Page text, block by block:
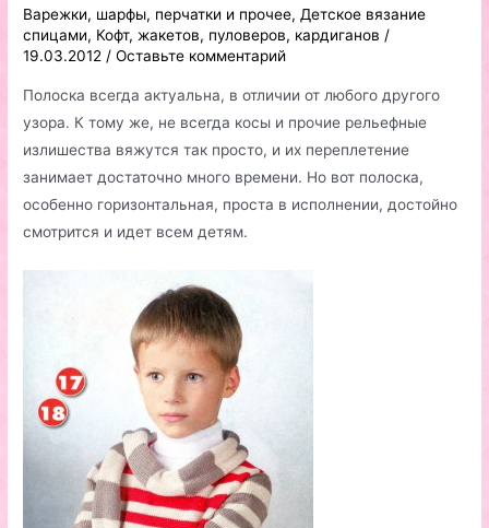
Варежки, шарфы, перчатки и прочее,Детское вязание
спицами, Кофт, жакетов, пуловеров, кардиганов /
19.03.2012 /Оставьте комментарий
Полоска всегда актуальна, в отличии от любого другого
узора. К тому же, не всегда косы и прочие рельефные
излишества вяжутся так просто, и их переплетение
занимает достаточно много времени. Но вот полоска,
особенно горизонтальная, проста в исполнении, достойно
смотрится и идет всем детям.